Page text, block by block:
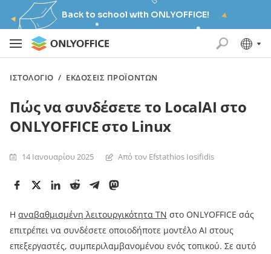
Back to school with ONLYOFFICE!
ΙΣΤΟΛΌΓΙΟ / ΕΚΔΌΣΕΙΣ ΠΡΟΪΌΝΤΩΝ
Πώς να συνδέσετε το LocalAI στο
ONLYOFFICE στο Linux
14 Ιανουαρίου 2025 Από τον Efstathios Iosifidis
Η αναβαθμισμένη λειτουργικότητα ΤΝ στο ONLYOFFICE σάς
επιτρέπει να συνδέσετε οποιοδήποτε μοντέλο AI στους
επεξεργαστές, συμπεριλαμβανομένου ενός τοπικού. Σε αυτό